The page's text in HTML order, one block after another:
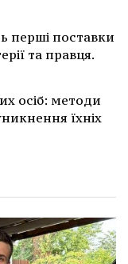
перші поставки
та правця.
осіб: методи
їхніх